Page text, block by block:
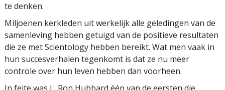
te denken.
Miljoenen kerkleden uit werkelijk alle geledingen van de
samenleving hebben getuigd van de positieve resultaten
die ze met Scientology hebben bereikt. Wat men vaak in
hun succesverhalen tegenkomt is dat ze nu meer
controle over hun leven hebben dan voorheen.